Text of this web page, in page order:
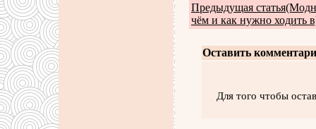
Предыдущая
чём и как нужно ходить
Оставить
Для того чтобы